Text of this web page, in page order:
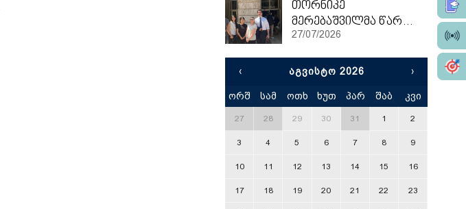
თორნიკე
მერებაშვილმა წარჩინებით დაასრულა ეტვოშ ლორანის უნივერსიტეტის სამაგისტრო პროგრამა
27/07/2026
‹ ᲐᲒᲕᲘᲡᲢᲝ 2026 ›
ორშ სამ ოთხ ხუთ პარ შაბ კვი
27 28 29 30 31 1 2
3 4 5 6 7 8 9
10 11 12 13 14 15 16
17 18 19 20 21 22 23